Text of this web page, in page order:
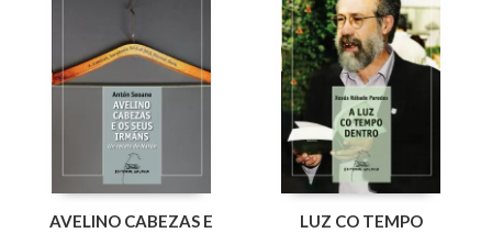
AVELINO CABEZAS E
LUZ CO TEMPO